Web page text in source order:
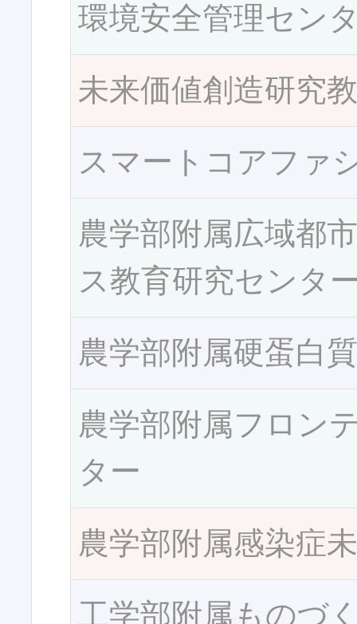
環境安全管理セン
未来価値創造研究
スマートコアファ
農学部附属広域都
ス教育研究センタ
農学部附属硬蛋白
農学部附属フロン
ター
農学部附属感染症
工学部附属ものづ